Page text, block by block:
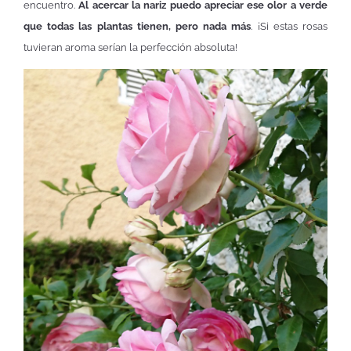
encuentro.Al acercar la nariz puedo apreciar ese olor a verde
que todas las plantas tienen, pero nada más. ¡Si estas rosas
tuvieran aroma serían la perfección absoluta!